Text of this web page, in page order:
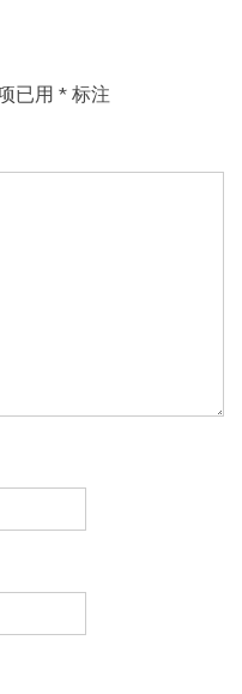
已用 * 标注